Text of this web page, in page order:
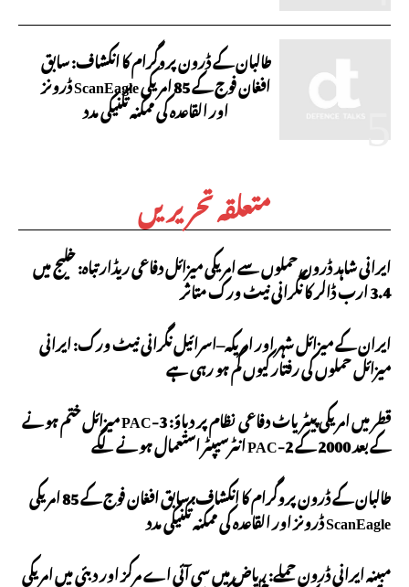
طالبان کے ڈرون پروگرام کا انکشاف: سابق
افغان فوج کے 85 امریکی ScanEagle ڈرونز
اور القاعدہ کی ممکنہ تکنیکی مدد
متعلقہ تحریریں
ایرانی شاہد ڈرون حملوں سے امریکی میزائل دفاعی ریڈار تباہ: خلیج میں
3.4 ارب ڈالر کا نگرانی نیٹ ورک متاثر
ایران کے میزائل شہر اور امریکہ–اسرائیل نگرانی نیٹ ورک: ایرانی
میزائل حملوں کی رفتار کیوں کم ہو رہی ہے
قطر میں امریکی پیٹریاٹ دفاعی نظام پر دباؤ: PAC-3 میزائل ختم ہونے
کے بعد 2000 کے PAC-2 انٹرسیپٹر استعمال ہونے لگے
طالبان کے ڈرون پروگرام کا انکشاف: سابق افغان فوج کے 85 امریکی
ScanEagle ڈرونز اور القاعدہ کی ممکنہ تکنیکی مدد
مبینہ ایرانی ڈرون حملے: ریاض میں سی آئی اے مرکز اور دبئی میں امریکی